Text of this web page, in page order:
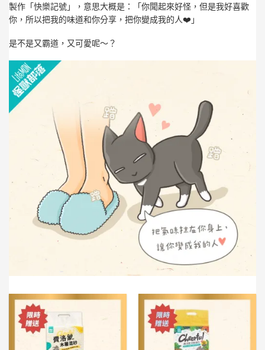
製作「快樂記號」，意思大概是：「你聞起來好怪，但是我好喜歡
你，所以把我的味道和你分享，把你變成我的人❤️」
是不是又霸道，又可愛呢～？